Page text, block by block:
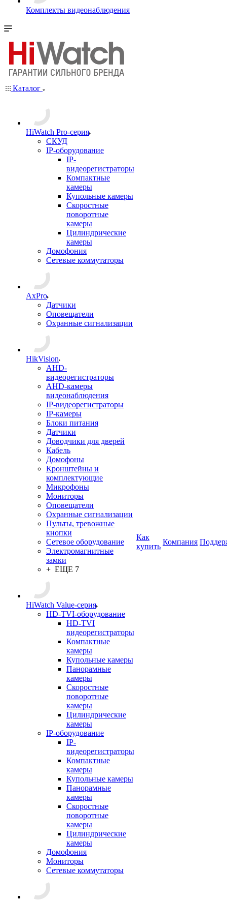
Комплекты видеонаблюдения
Каталог
HiWatch Pro-серия
CКУД
IP-оборудование
IP-
видеорегистраторы
Компактные
камеры
Купольные камеры
Скоростные
поворотные
камеры
Цилиндрические
камеры
Домофония
Сетевые коммутаторы
AxPro
Датчики
Оповещатели
Охранные сигнализации
HikVision
AHD-
видеорегистраторы
AHD-камеры
видеонаблюдения
IP-видеорегистраторы
IP-камеры
Блоки питания
Датчики
Доводчики для дверей
Кабель
Домофоны
Кронштейны и
комплектующие
Микрофоны
Мониторы
Оповещатели
Охранные сигнализации
Пульты, тревожные
кнопки
Сетевое оборудование
Электромагнитные
замки
+ ЕЩЕ 7
HiWatch Value-серия
HD-TVI-оборудование
HD-TVI
видеорегистраторы
Компактные
камеры
Купольные камеры
Панорамные
камеры
Скоростные
поворотные
камеры
Цилиндрические
камеры
IP-оборудование
IP-
видеорегистраторы
Компактные
камеры
Купольные камеры
Панорамные
камеры
Скоростные
поворотные
камеры
Цилиндрические
камеры
Домофония
Мониторы
Сетевые коммутаторы
Как
купить
Компания